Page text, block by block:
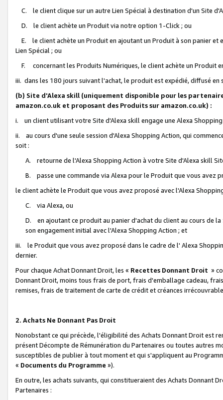
C. le client clique sur un autre Lien Spécial à destination d'un Site
D. le client achète un Produit via notre option 1-Click ; ou
E. le client achète un Produit en ajoutant un Produit à son panier et
Lien Spécial ; ou
F. concernant les Produits Numériques, le client achète un Produit
iii. dans les 180 jours suivant l'achat, le produit est expédié, diffusé
(b) Site d'Alexa skill (uniquement disponible pour les
amazon.co.uk et proposant des Produits sur amazon.co.uk) :
i. un client utilisant votre Site d'Alexa skill engage une Alexa
ii. au cours d'une seule session d'Alexa Shopping Action, qui
soit :
A. retourne de l'Alexa Shopping Action à votre Site d'Alexa skill
B. passe une commande via Alexa pour le Produit que vous avez
le client achète le Produit que vous avez proposé avec l'Alexa
C. via Alexa, ou
D. en ajoutant ce produit au panier d'achat du client au cours de
son engagement initial avec l'Alexa Shopping Action ; et
iii. le Produit que vous avez proposé dans le cadre de l' Alexa
dernier.
Pour chaque Achat Donnant Droit, les « Recettes Donnant Droit »
Donnant Droit, moins tous frais de port, frais d'emballage cadeau,
remises, frais de traitement de carte de crédit et créances
2. Achats Ne Donnant Pas Droit
Nonobstant ce qui précède, l'éligibilité des Achats Donnant Droit est
présent Décompte de Rémunération du Partenaires ou toutes autres
susceptibles de publier à tout moment et qui s'appliquent au
« Documents du Programme »).
En outre, les achats suivants, qui constitueraient des Achats Donnant
Partenaires :